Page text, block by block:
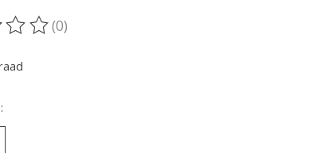
van dit product is
(0)